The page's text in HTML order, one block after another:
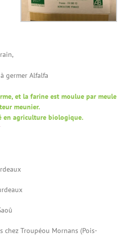
germer Alfalfa
et la farine est moulue par meule
meunier.
en agriculture biologique.
chez Troupéou Mornans (Pois-